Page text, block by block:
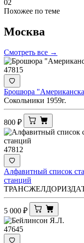
02
Похожее по теме
Москва
Смотреть все →
47815
Брошюра
Сокольники 1959г.
800 ₽
47812
Алфавитный список
станций
ТРАНСЖЕЛДОРИЗДАТ,
5 000 ₽
47645